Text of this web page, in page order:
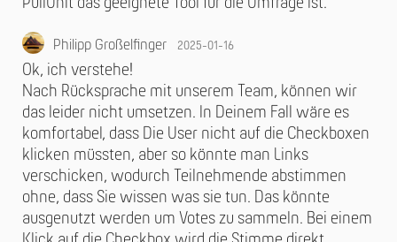
PullUnit das geeignete Tool für die Umfrage ist.
Philipp Großelfinger 2025-01-16
Ok, ich verstehe!
Nach Rücksprache mit unserem Team, können wir
das leider nicht umsetzen. In Deinem Fall wäre es
komfortabel, dass Die User nicht auf die Checkboxen
klicken müssten, aber so könnte man Links
verschicken, wodurch Teilnehmende abstimmen
ohne, dass Sie wissen was sie tun. Das könnte
ausgenutzt werden um Votes zu sammeln. Bei einem